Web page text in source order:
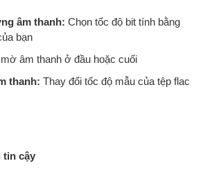
âm thanh: Chọn tốc độ bit tính bằng
bạn
âm thanh ở đầu hoặc cuối
thanh: Thay đổi tốc độ mẫu của tệp flac
tin cậy